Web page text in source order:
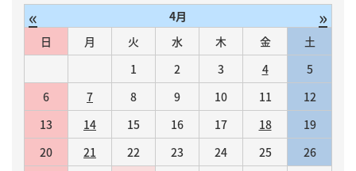
« 4月 »
日 月 火 水 木 金
土
1
2 3 4
5
6
7 8 9 10 11
12
13
14 15 16 17 18
19
20
21 22 23 24 25
26